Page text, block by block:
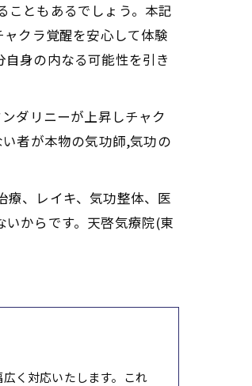
こともあるでしょう。本記
クラ覚醒を安心して体験
身の内なる可能性を引き
ダリニーが上昇しチャク
者が本物の気功師,気功の
療、レイキ、気功整体、医
からです。天啓気療院(東
く対応いたします。これ